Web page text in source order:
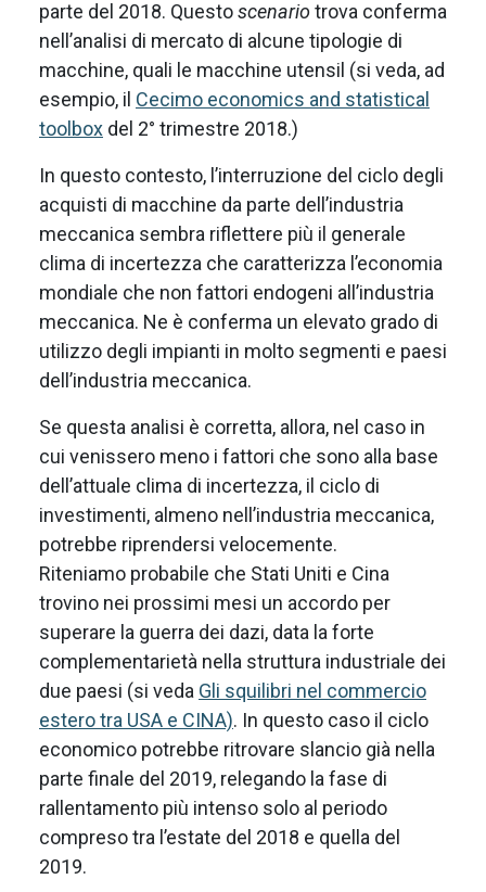
parte del 2018. Questoscenariotrova conferma
nell’analisi di mercato di alcune tipologie di
macchine, quali le macchine utensil (si veda, ad
esempio, il Cecimo economics and statistical
toolbox del 2° trimestre 2018.)
In questo contesto, l’interruzione del ciclo degli
acquisti di macchine da parte dell’industria
meccanica sembra riflettere più il generale
clima di incertezza che caratterizza l’economia
mondiale che non fattori endogeni all’industria
meccanica. Ne è conferma un elevato grado di
utilizzo degli impianti in molto segmenti e paesi
dell’industria meccanica.
Se questa analisi è corretta, allora, nel caso in
cui venissero meno i fattori che sono alla base
dell’attuale clima di incertezza, il ciclo di
investimenti, almeno nell’industria meccanica,
potrebbe riprendersi velocemente.
Riteniamo probabile che Stati Uniti e Cina
trovino nei prossimi mesi un accordo per
superare la guerra dei dazi, data la forte
complementarietà nella struttura industriale dei
due paesi (si veda Gli squilibri nel commercio
estero tra USA e CINA). In questo caso il ciclo
economico potrebbe ritrovare slancio già nella
parte finale del 2019, relegando la fase di
rallentamento più intenso solo al periodo
compreso tra l’estate del 2018 e quella del
2019.